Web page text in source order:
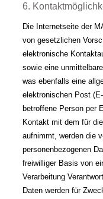
6.
Die Internetseite der
von gesetzlichen
elektronische
sowie eine
was ebenfalls eine
elektronischen Post
betroffene Person per
Kontakt mit dem für
aufnimmt, werden die
personenbezogenen
freiwilliger Basis von
Verarbeitung
Daten werden für